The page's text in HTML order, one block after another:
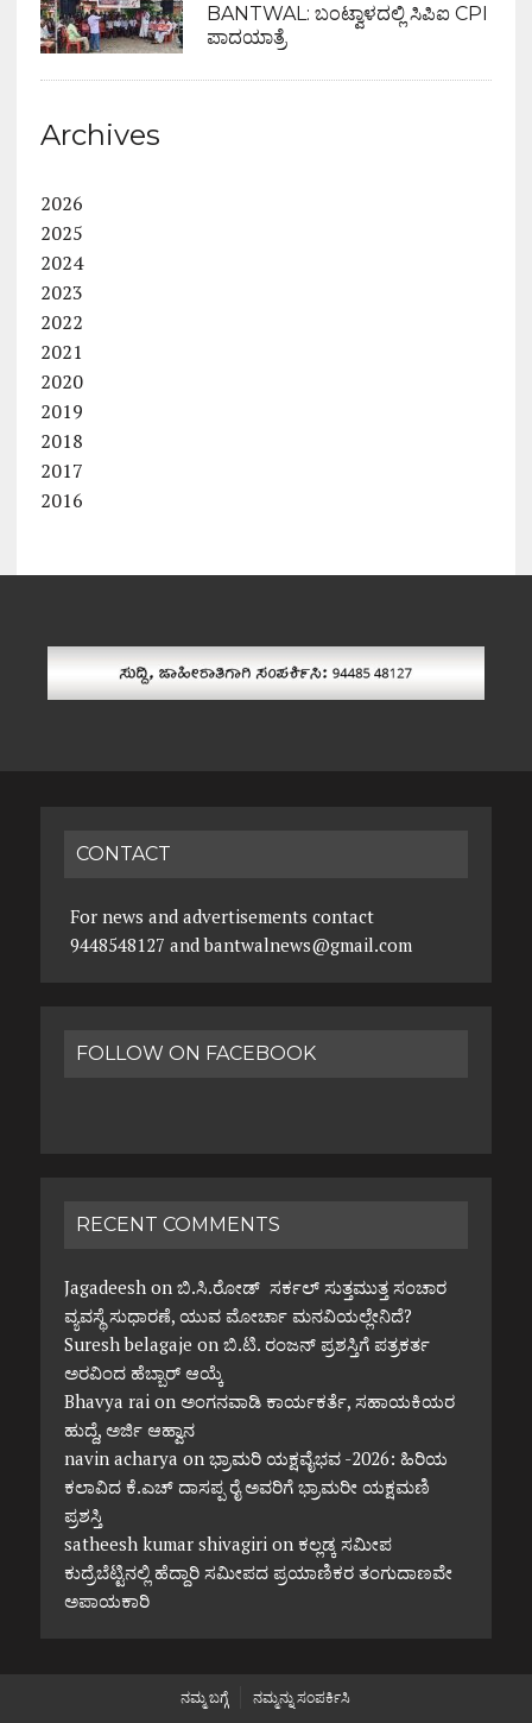
BANTWAL: ಬಂಟ್ವಾಳದಲ್ಲಿ ಸಿಪಿಐ CPI
ಪಾದಯಾತ್ರೆ
Archives
2026
2025
2024
2023
2022
2021
2020
2019
2018
2017
2016
CONTACT
For news and advertisements contact
9448548127 and bantwalnews@gmail.com
FOLLOW ON FACEBOOK
RECENT COMMENTS
Jagadeeshon ಬಿ.ಸಿ.ರೋಡ್ ಸರ್ಕಲ್ ಸುತ್ತಮುತ್ತ ಸಂಚಾರ
ವ್ಯವಸ್ಥೆ ಸುಧಾರಣೆ, ಯುವ ಮೋರ್ಚಾ ಮನವಿಯಲ್ಲೇನಿದೆ?
Suresh belagaje on ಬಿ.ಟಿ. ರಂಜನ್ ಪ್ರಶಸ್ತಿಗೆ ಪತ್ರಕರ್ತ
ಅರವಿಂದ ಹೆಬ್ಬಾರ್ ಆಯ್ಕೆ
Bhavya raion ಅಂಗನವಾಡಿ ಕಾರ್ಯಕರ್ತೆ, ಸಹಾಯಕಿಯರ
ಹುದ್ದೆ, ಅರ್ಜಿ ಆಹ್ವಾನ
navin acharya on ಭ್ರಾಮರಿ ಯಕ್ಷವೈಭವ -2026: ಹಿರಿಯ
ಕಲಾವಿದ ಕೆ.ಎಚ್ ದಾಸಪ್ಪ ರೈ ಅವರಿಗೆ ಭ್ರಾಮರೀ ಯಕ್ಷಮಣಿ
ಪ್ರಶಸ್ತಿ
satheesh kumar shivagirion ಕಲ್ಲಡ್ಕ ಸಮೀಪ
ಕುದ್ರೆಬೆಟ್ಟಿನಲ್ಲಿ ಹೆದ್ದಾರಿ ಸಮೀಪದ ಪ್ರಯಾಣಿಕರ ತಂಗುದಾಣವೇ
ಅಪಾಯಕಾರಿ
ನಮ್ಮ ಬಗ್ಗೆ ನಮ್ಮನ್ನು ಸಂಪರ್ಕಿಸಿ